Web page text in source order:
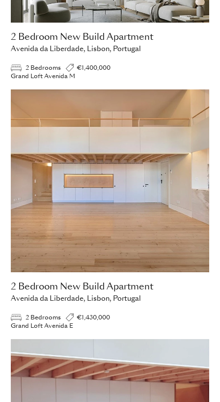
2 Bedroom New Build Apartment
Avenida da Liberdade, Lisbon, Portugal
2 Bedrooms
€1,400,000
Grand Loft Avenida M
ADD TO ENQUIRY
2 Bedroom New Build Apartment
Avenida da Liberdade, Lisbon, Portugal
2 Bedrooms
€1,430,000
Grand Loft Avenida E